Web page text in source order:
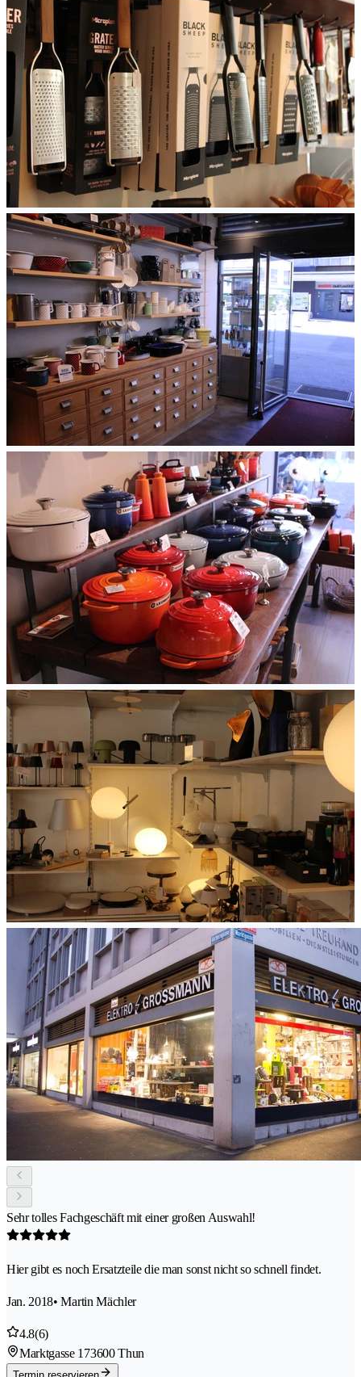
Sehr tolles Fachgeschäft mit einer großen Auswahl!
Hier gibt es noch Ersatzteile die man sonst nicht so schnell findet.
Jan. 2018• Martin Mächler
4.8(6)
Marktgasse 173600 Thun